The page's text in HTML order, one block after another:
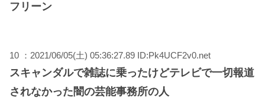
フリーン
10 ：2021/06/05(土) 05:36:27.89 ID:Pk4UCF2v0.net
スキャンダルで雑誌に乗ったけどテレビで一切報道
されなかった闇の芸能事務所の人